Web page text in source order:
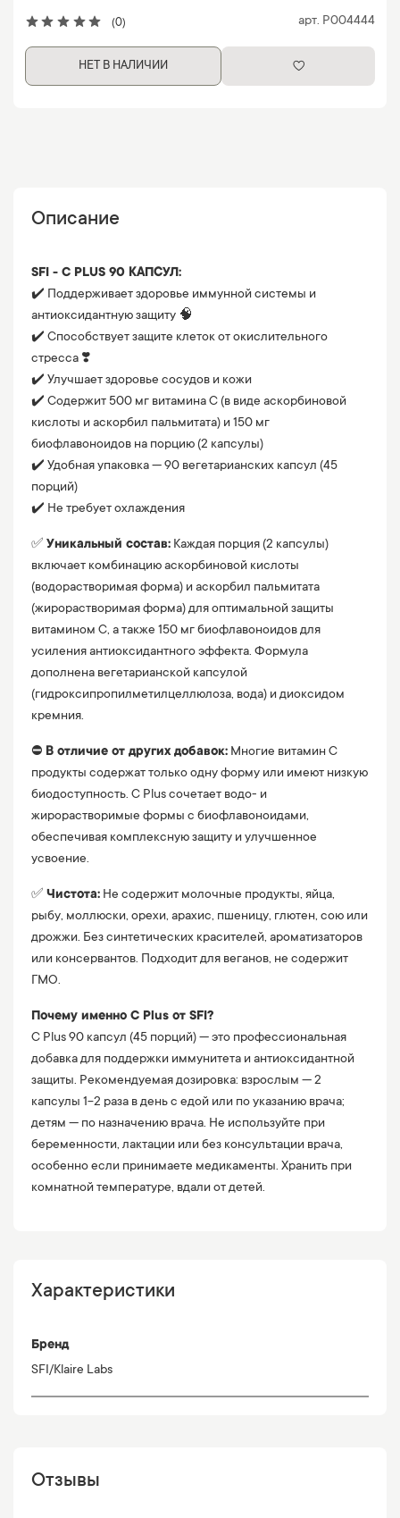
(0) арт. P004444
НЕТ В НАЛИЧИИ
Описание
SFI - C PLUS 90 КАПСУЛ:
✔️ Поддерживает здоровье иммунной системы и
антиоксидантную защиту 🧠
✔️ Способствует защите клеток от окислительного
стресса ❣️
✔️ Улучшает здоровье сосудов и кожи
✔️ Содержит 500 мг витамина C (в виде аскорбиновой
кислоты и аскорбил пальмитата) и 150 мг
биофлавоноидов на порцию (2 капсулы)
✔️ Удобная упаковка — 90 вегетарианских капсул (45
порций)
✔️ Не требует охлаждения
✅ Уникальный состав: Каждая порция (2 капсулы)
включает комбинацию аскорбиновой кислоты
(водорастворимая форма) и аскорбил пальмитата
(жирорастворимая форма) для оптимальной защиты
витамином C, а также 150 мг биофлавоноидов для
усиления антиоксидантного эффекта. Формула
дополнена вегетарианской капсулой
(гидроксипропилметилцеллюлоза, вода) и диоксидом
кремния.
⛔️ В отличие от других добавок: Многие витамин C
продукты содержат только одну форму или имеют низкую
биодоступность. C Plus сочетает водо- и
жирорастворимые формы с биофлавоноидами,
обеспечивая комплексную защиту и улучшенное
усвоение.
✅ Чистота: Не содержит молочные продукты, яйца,
рыбу, моллюски, орехи, арахис, пшеницу, глютен, сою или
дрожжи. Без синтетических красителей, ароматизаторов
или консервантов. Подходит для веганов, не содержит
ГМО.
Почему именно C Plus от SFI?
C Plus 90 капсул (45 порций) — это профессиональная
добавка для поддержки иммунитета и антиоксидантной
защиты. Рекомендуемая дозировка: взрослым — 2
капсулы 1-2 раза в день с едой или по указанию врача;
детям — по назначению врача. Не используйте при
беременности, лактации или без консультации врача,
особенно если принимаете медикаменты. Хранить при
комнатной температуре, вдали от детей.
Характеристики
Бренд
SFI/Klaire Labs
Отзывы